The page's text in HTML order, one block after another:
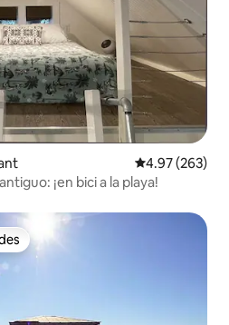
Calificación
4.97 (263)
¡en bici a la playa!
preferido